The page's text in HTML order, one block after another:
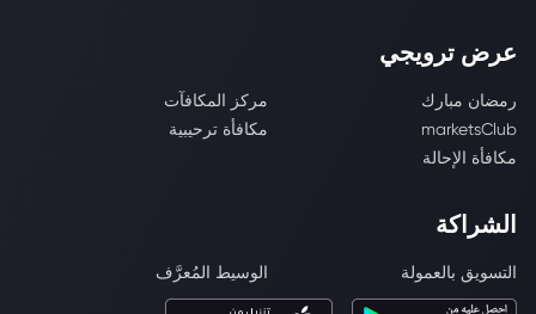
عرض ترويجي
رمضان مبارك
مركز المكافآت
marketsClub
مكافأة ترحيبية
مكافأة الإحالة
الشراكة
التسويق بالعمولة الوسيط المُعرَّف